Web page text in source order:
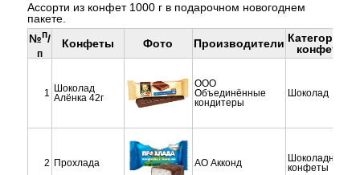
Ассорти из конфет 1000 г в подарочном новогоднем
пакете.
№п/
п
Конфеты Фото Производители Категории
конфет
1 Шоколад
Алёнка 42г
ООО
Объединённые
кондитеры
Шоколад
2 Прохлада АО Акконд
Шоколадные
конфеты